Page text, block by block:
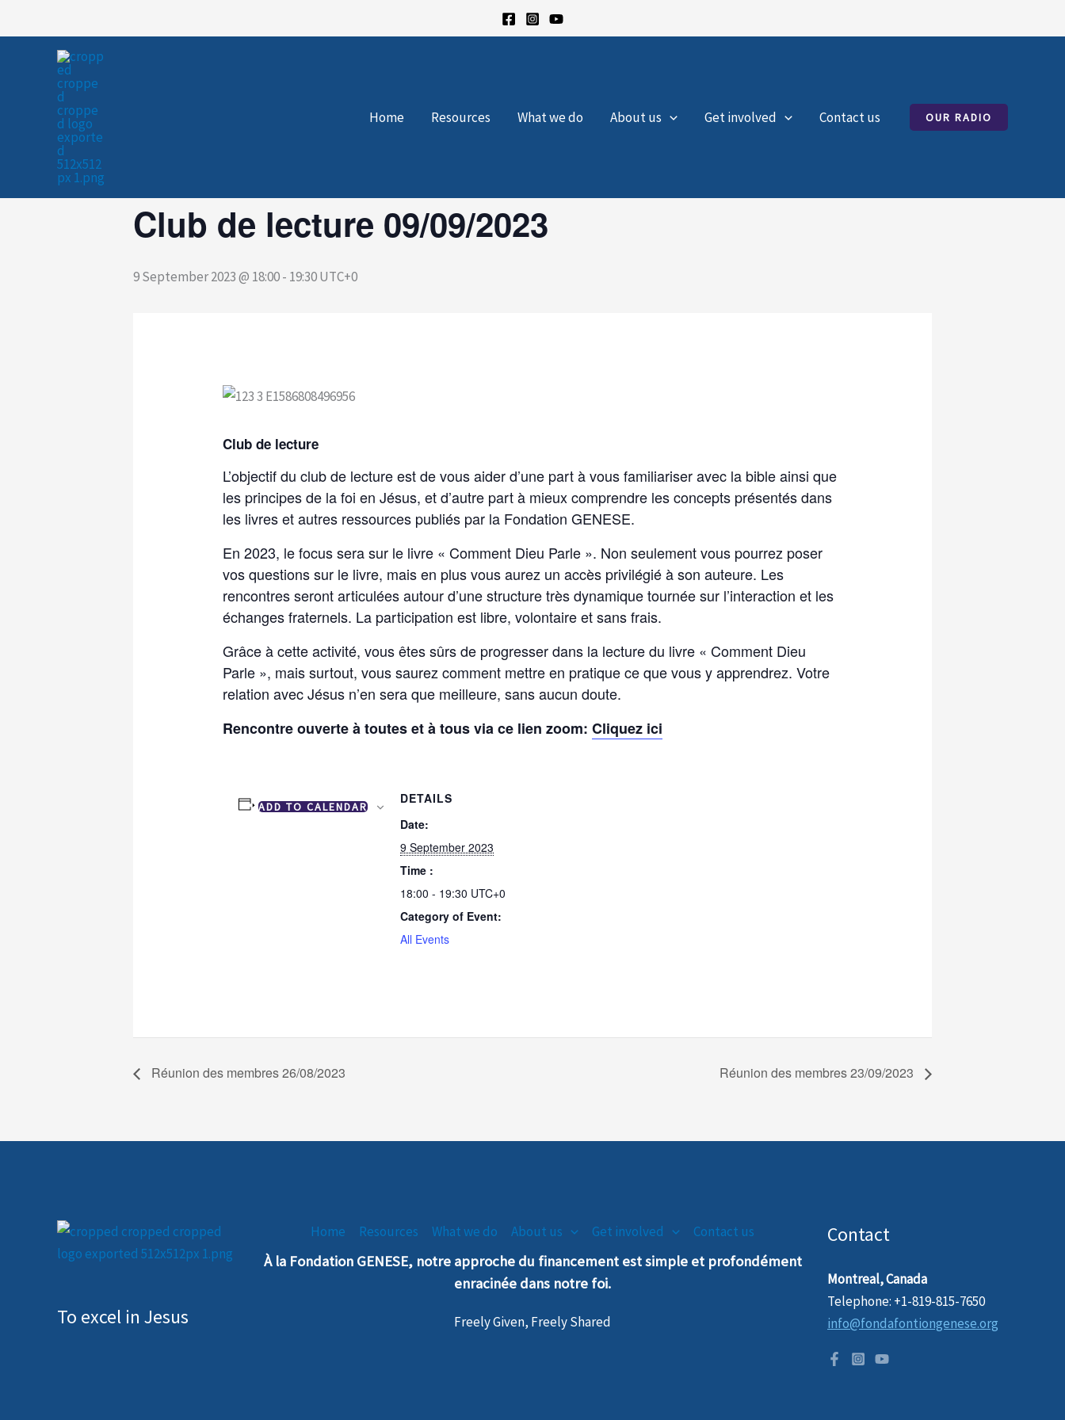
to
Home Resources What we do About us Get involved Contact us OUR RADIO
« All Events
Club de lecture 09/09/2023
9 September 2023 @ 18:00- 19:30UTC+0
Club de lecture
L’objectif du club de lecture est de vous aider d’une part à vous familiariser avec la bible ainsi que
les principes de la foi en Jésus, et d’autre part à mieux comprendre les concepts présentés dans
les livres et autres ressources publiés par la Fondation GENESE.
En 2023, le focus sera sur le livre « Comment Dieu Parle ». Non seulement vous pourrez poser
vos questions sur le livre, mais en plus vous aurez un accès privilégié à son auteure. Les
rencontres seront articulées autour d’une structure très dynamique tournée sur l’interaction et les
échanges fraternels. La participation est libre, volontaire et sans frais.
Grâce à cette activité, vous êtes sûrs de progresser dans la lecture du livre « Comment Dieu
Parle », mais surtout, vous saurez comment mettre en pratique ce que vous y apprendrez. Votre
relation avec Jésus n’en sera que meilleure, sans aucun doute.
Rencontre ouverte à toutes et à tous via ce lien zoom:Cliquez ici
ADD TO CALENDAR
DETAILS
Date:
9 September 2023
Time :
18:00 - 19:30 UTC+0
Category of Event:
All Events
Réunion des membres 26/08/2023 Réunion des membres 23/09/2023
To excel in Jesus
Home Resources What we do About us Get involved Contact us
À la Fondation GENESE, notreapprochedu financement est simple et profondément
enracinée dans notre foi.
Freely Given, Freely Shared
Contact
Montreal, Canada
Telephone: +1-819-815-7650
info@fondafontiongenese.org